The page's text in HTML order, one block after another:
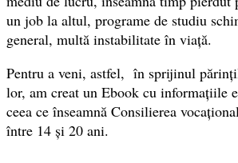
un job la altul, programe de studiu
general, multă instabilitate în viață.
Pentru a veni, astfel, în sprijinul
lor, am creat un Ebook cu informațiile
ceea ce înseamnă Consilierea
între 14 și 20 ani.